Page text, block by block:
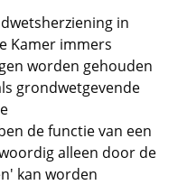
in
Kamer immers
worden gehouden
grondwetgevende
de functie van een
alleen door de
kan worden